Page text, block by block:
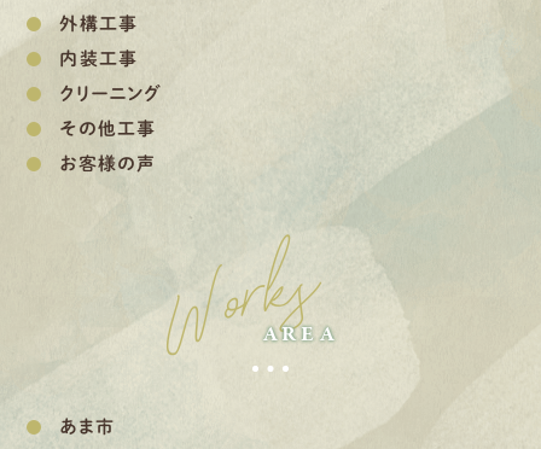
外構工事
内装工事
クリーニング
その他工事
お客様の声
Works
AREA
あま市